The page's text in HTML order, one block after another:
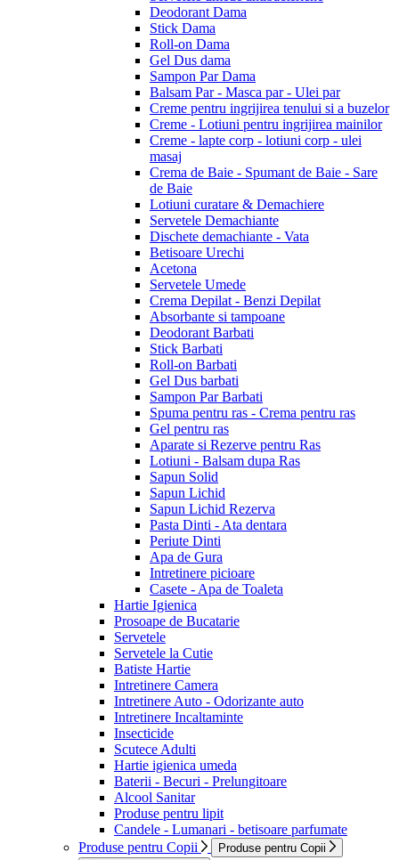
Deodorant Dama
Stick Dama
Roll-on Dama
Gel Dus dama
Sampon Par Dama
Balsam Par - Masca par - Ulei par
Creme pentru ingrijirea tenului si a buzelor
Creme - Lotiuni pentru ingrijirea mainilor
Creme - lapte corp - lotiuni corp - ulei
masaj
Crema de Baie - Spumant de Baie - Sare
de Baie
Lotiuni curatare & Demachiere
Servetele Demachiante
Dischete demachiante - Vata
Betisoare Urechi
Acetona
Servetele Umede
Crema Depilat - Benzi Depilat
Absorbante si tampoane
Deodorant Barbati
Stick Barbati
Roll-on Barbati
Gel Dus barbati
Sampon Par Barbati
Spuma pentru ras - Crema pentru ras
Gel pentru ras
Aparate si Rezerve pentru Ras
Lotiuni - Balsam dupa Ras
Sapun Solid
Sapun Lichid
Sapun Lichid Rezerva
Pasta Dinti - Ata dentara
Periute Dinti
Apa de Gura
Intretinere picioare
Casete - Apa de Toaleta
Hartie Igienica
Prosoape de Bucatarie
Servetele
Servetele la Cutie
Batiste Hartie
Intretinere Camera
Intretinere Auto - Odorizante auto
Intretinere Incaltaminte
Insecticide
Scutece Adulti
Hartie igienica umeda
Baterii - Becuri - Prelungitoare
Alcool Sanitar
Produse pentru lipit
Candele - Lumanari - betisoare parfumate
Produse pentru Copii
Produse pentru Copii